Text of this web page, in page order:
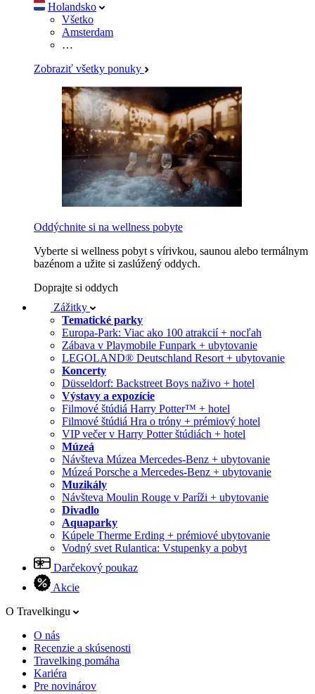
Holandsko
Všetko
Amsterdam
…
Zobraziť všetky ponuky
Oddýchnite si na wellness pobyte
Vyberte si wellness pobyt s vírivkou, saunou alebo termálnym
bazénom a užite si zaslúžený oddych.
Doprajte si oddych
Zážitky
Tematické parky
Europa-Park: Viac ako 100 atrakcií + nocľah
Zábava v Playmobile Funpark + ubytovanie
LEGOLAND® Deutschland Resort + ubytovanie
Koncerty
Düsseldorf: Backstreet Boys naživo + hotel
Výstavy a expozície
Filmové štúdiá Harry Potter™ + hotel
Filmové štúdiá Hra o tróny + prémiový hotel
VIP večer v Harry Potter štúdiách + hotel
Múzeá
Návšteva Múzea Mercedes-Benz + ubytovanie
Múzeá Porsche a Mercedes-Benz + ubytovanie
Muzikály
Návšteva Moulin Rouge v Paríži + ubytovanie
Divadlo
Aquaparky
Kúpele Therme Erding + prémiové ubytovanie
Vodný svet Rulantica: Vstupenky a pobyt
Darčekový poukaz
Akcie
O Travelkingu
O nás
Recenzie a skúsenosti
Travelking pomáha
Kariéra
Pre novinárov